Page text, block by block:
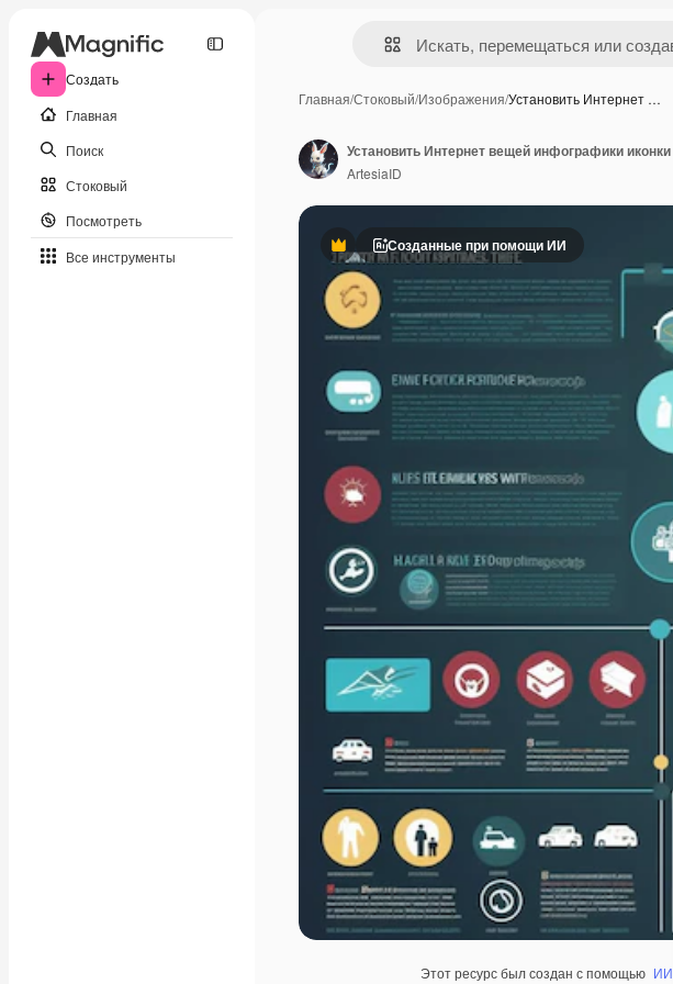
Создать
Главная
Поиск
Стоковый
Посмотреть
Все инструменты
Главная/Стоковый/Изображения/Установить Интернет …
ПремиумСозданные при помощи ИИ
Этот ресурс был создан с помощью ИИ
Установить Интернет вещей инфографики иконки
ArtesiaID